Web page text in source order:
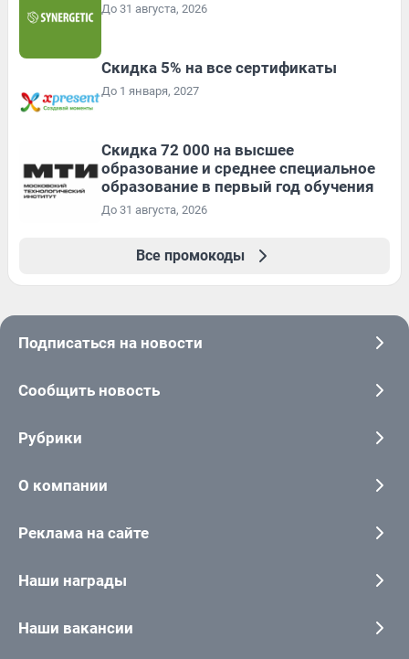
До 31 августа, 2026
Скидка 5% на все сертификаты
До 1 января, 2027
Скидка 72 000 на высшее
образование и среднее специальное
образование в первый год обучения
До 31 августа, 2026
Все промокоды
Подписаться на новости
Сообщить новость
Рубрики
О компании
Реклама на сайте
Наши награды
Наши вакансии